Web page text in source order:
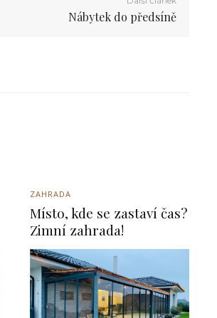
Nábytek do předsíně
ZAHRADA
Místo, kde se zastaví čas?
Zimní zahrada!